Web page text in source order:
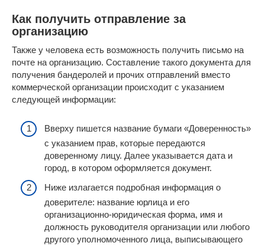
Как получить отправление за
организацию
Также у человека есть возможность получить письмо на
почте на организацию. Составление такого документа для
получения бандеролей и прочих отправлений вместо
коммерческой организации происходит с указанием
следующей информации:
Вверху пишется название бумаги «Доверенность»
с указанием прав, которые передаются
доверенному лицу. Далее указывается дата и
город, в котором оформляется документ.
Ниже излагается подробная информация о
доверителе: название юрлица и его
организационно-юридическая форма, имя и
должность руководителя организации или любого
другого уполномоченного лица, выписывающего